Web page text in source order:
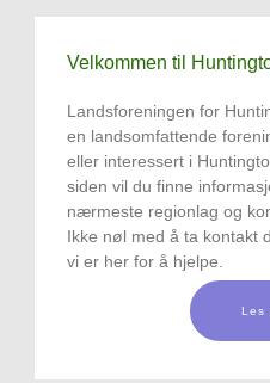
Velkommen til
Landsforeningen for
en landsomfattende
eller interessert i
siden vil du finne
nærmeste regionlag og
Ikke nøl med å ta kontakt
vi er her for å hjelpe.
Les